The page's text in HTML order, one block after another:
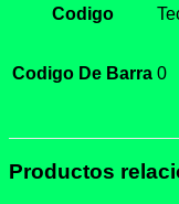
Codigo
Codigo De Barra 0
Productos